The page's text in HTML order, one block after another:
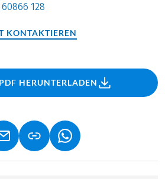
60866 128
KONTAKTIEREN
HERUNTERLADEN
IN NEUEM TAB)
(LINK ÖFFNET IN NEUEM TAB)
(LINK ÖFFNET IN